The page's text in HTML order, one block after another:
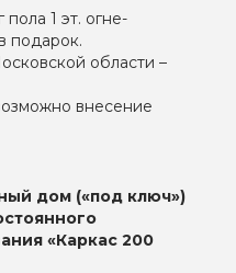
1 эт. огне-
подарок.
области –
внесение
дом («под ключ»)
«Каркас 200